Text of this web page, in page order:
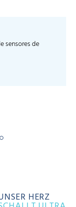
sensores de
HERZ